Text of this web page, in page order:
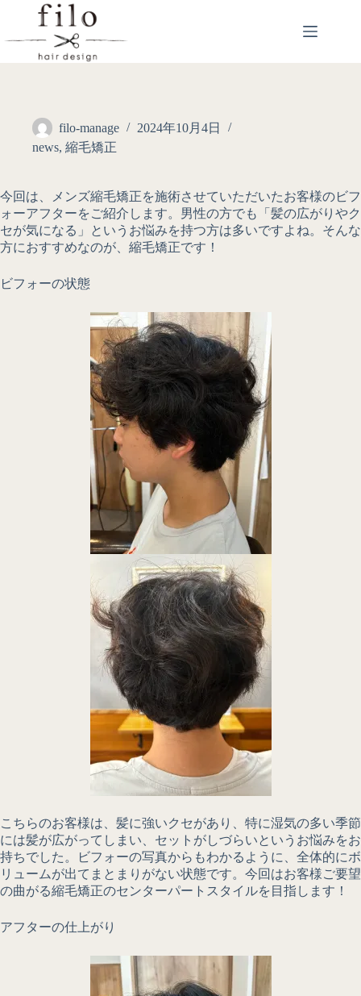
filo-manage
2024年10月4日
news, 縮毛矯正
今回は、メンズ縮毛矯正を施術させていただいたお客様のビフ
ォーアフターをご紹介します。男性の方でも「髪の広がりやク
セが気になる」というお悩みを持つ方は多いですよね。そんな
方におすすめなのが、縮毛矯正です！
ビフォーの状態
こちらのお客様は、髪に強いクセがあり、特に湿気の多い季節
には髪が広がってしまい、セットがしづらいというお悩みをお
持ちでした。ビフォーの写真からもわかるように、全体的にボ
リュームが出てまとまりがない状態です。今回はお客様ご要望
の曲がる縮毛矯正のセンターパートスタイルを目指します！
アフターの仕上がり